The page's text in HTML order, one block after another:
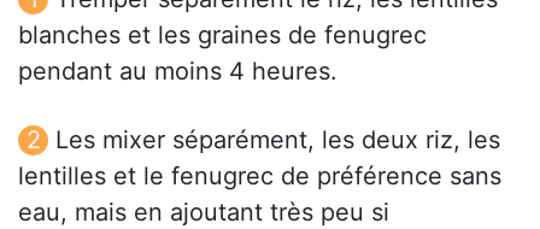
blanches et les graines de fenugrec
pendant au moins 4 heures.
Les mixer séparément, les deux riz, les
lentilles et le fenugrec de préférence sans
eau, mais en ajoutant très peu si